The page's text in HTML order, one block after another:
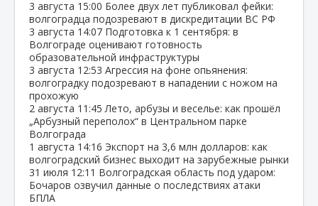
3 августа 15:00 Более двух лет публиковал фейки:
волгоградца подозревают в дискредитации ВС РФ
3 августа 14:07 Подготовка к 1 сентября: в
Волгограде оценивают готовность
образовательной инфраструктуры
3 августа 12:53 Агрессия на фоне опьянения:
волгоградку подозревают в нападении с ножом на
прохожую
2 августа 11:45 Лето, арбузы и веселье: как прошёл
„Арбузный переполох“ в Центральном парке
Волгограда
1 августа 14:16 Экспорт на 3,6 млн долларов: как
волгоградский бизнес выходит на зарубежные рынки
31 июля 12:11 Волгоградская область под ударом:
Бочаров озвучил данные о последствиях атаки
БПЛА